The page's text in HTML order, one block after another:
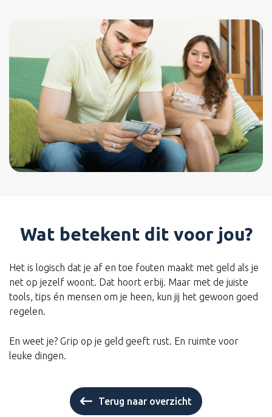
Wat betekent dit voor jou?
Het is logisch dat je af en toe fouten maakt met geld als je
net op jezelf woont. Dat hoort erbij. Maar met de juiste
tools, tips én mensen om je heen, kun jij het gewoon goed
regelen.
En weet je? Grip op je geld geeft rust. En ruimte voor
leuke dingen.
Terug naar overzicht